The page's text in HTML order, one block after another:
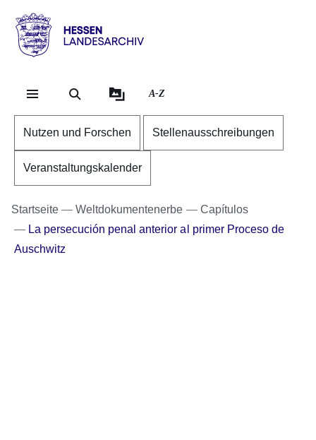
Hessen
Landesarchiv
A-Z
Nutzen und Forschen Stellenausschreibungen
Veranstaltungskalender
Startseite Weltdokumentenerbe
Capítulos
La persecución penal anterior al primer Proceso de
Auschwitz